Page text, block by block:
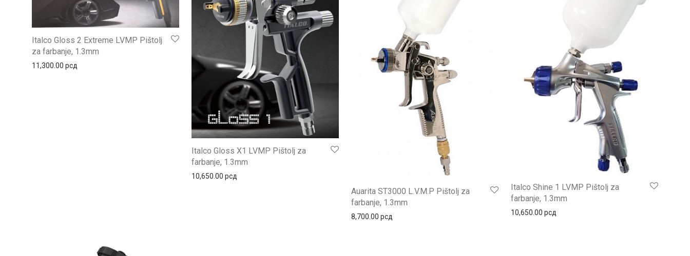
Italco Gloss 2 Extreme LVMP Pištolj
za farbanje, 1.3mm
11,300.00 рсд
Italco Gloss X1 LVMP Pištolj za
farbanje, 1.3mm
10,650.00 рсд
Auarita ST3000 L.V.M.P Pištolj za
farbanje, 1.3mm
8,700.00 рсд
Italco Shine 1 LVMP Pištolj za
farbanje, 1.3mm
10,650.00 рсд